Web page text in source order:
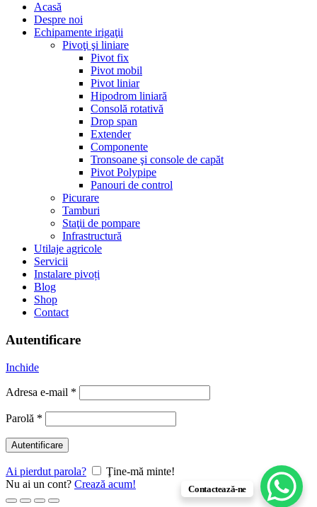
Contactează-ne
Acasă
Despre noi
Echipamente irigaţii
Pivoţi şi liniare
Pivot fix
Pivot mobil
Pivot liniar
Hipodrom liniară
Consolă rotativă
Drop span
Extender
Componente
Tronsoane şi console de capăt
Pivot Polypipe
Panouri de control
Picurare
Tamburi
Staţii de pompare
Infrastructură
Utilaje agricole
Servicii
Instalare pivoți
Blog
Shop
Contact
Autentificare
Inchide
Adresa e-mail *
Parolă *
Autentificare
Ai pierdut parola?
Ţine-mă minte!
Nu ai un cont? Crează acum!